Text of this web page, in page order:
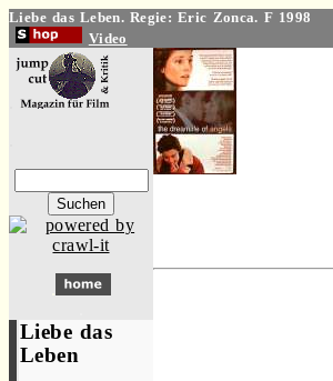
Liebe das Leben. Regie: Eric Zonca. F 1998
Video
Liebe das
Leben